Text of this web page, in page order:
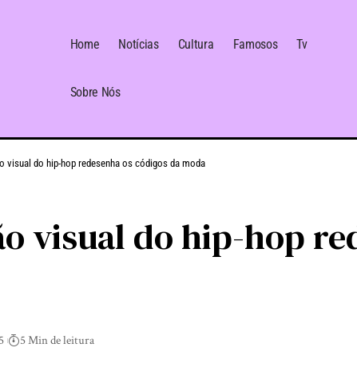
Home Notícias Cultura Famosos Tv
Sobre Nós
visual do hip-hop redesenha os códigos da moda
visual do hip-hop
5 Min de leitura